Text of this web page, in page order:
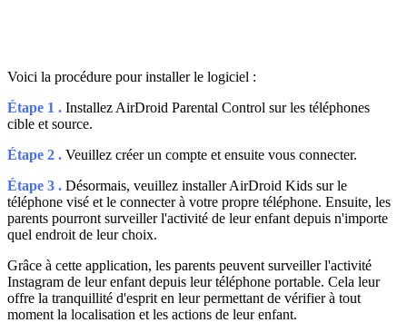
Voici la procédure pour installer le logiciel :
Étape 1 . Installez AirDroid Parental Control sur les téléphones
cible et source.
Étape 2 . Veuillez créer un compte et ensuite vous connecter.
Étape 3 . Désormais, veuillez installer AirDroid Kids sur le
téléphone visé et le connecter à votre propre téléphone. Ensuite, les
parents pourront surveiller l'activité de leur enfant depuis n'importe
quel endroit de leur choix.
Grâce à cette application, les parents peuvent surveiller l'activité
Instagram de leur enfant depuis leur téléphone portable. Cela leur
offre la tranquillité d'esprit en leur permettant de vérifier à tout
moment la localisation et les actions de leur enfant.